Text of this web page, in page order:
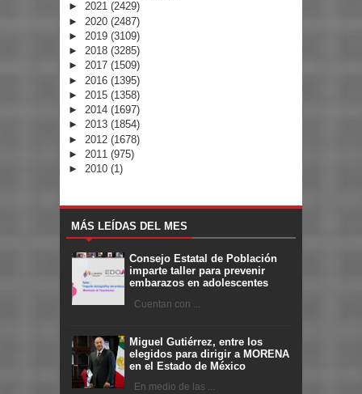
► 2021 (2429)
► 2020 (2487)
► 2019 (3109)
► 2018 (3285)
► 2017 (1509)
► 2016 (1395)
► 2015 (1358)
► 2014 (1697)
► 2013 (1854)
► 2012 (1678)
► 2011 (975)
► 2010 (1)
MÁS LEÍDAS DEL MES
Consejo Estatal de Población
imparte taller para prevenir
embarazos en adolescentes
Cuentan con ...
Miguel Gutiérrez, entre los
elegidos para dirigir a MORENA
en el Estado de México
En medio de las ...